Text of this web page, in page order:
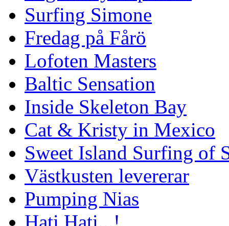
Surfing Simone
Fredag på Fårö
Lofoten Masters
Baltic Sensation
Inside Skeleton Bay
Cat & Kristy in Mexico
Sweet Island Surfing of
Västkusten levererar
Pumping Nias
Hati Hati...!